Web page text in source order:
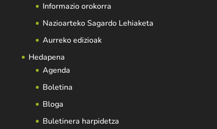
Informazio orokorra
Nazioarteko Sagardo Lehiaketa
Aurreko edizioak
Hedapena
Agenda
Boletina
Bloga
Buletinera harpidetza